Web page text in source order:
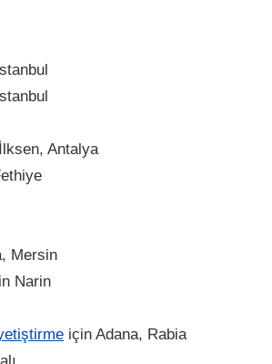
İlksen, Antalya
Mersin
Narin
için Adana, Rabia